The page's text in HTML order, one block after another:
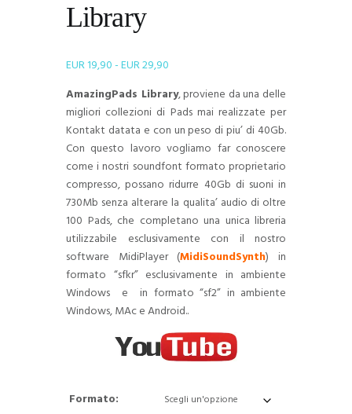
Library
EUR19,90-EUR29,90
prezzo:
da
EUR 19,90
a
EUR 29,90
AmazingPads Library, proviene da una delle
migliori collezioni di Pads mai realizzate per
Kontakt datata e con un peso di piu’ di 40Gb.
Con questo lavoro vogliamo far conoscere
come i nostri soundfont formato proprietario
compresso, possano ridurre 40Gb di suoni in
730Mb senza alterare la qualita’ audio di oltre
100 Pads, che completano una unica libreria
utilizzabile esclusivamente con il nostro
software MidiPlayer (MidiSoundSynth) in
formato “sfkr” esclusivamente in ambiente
Windows e in formato “sf2” in ambiente
Windows, MAc e Android..
Formato: